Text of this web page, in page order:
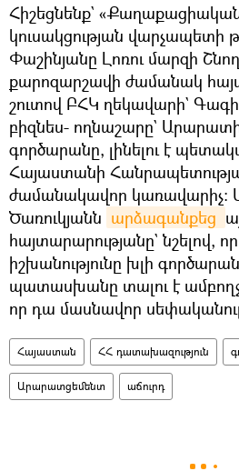
Հիշեցնենք`
կուսակցության վարչապետի
Փաշինյանը Լոռու մարզի
քարոզարշավի ժամանակ
շուտով ԲՀԿ ղեկավարի`
բիզնես- ողնաշարը`
գործարանը, լինելու է
Հայաստանի
ժամանակավոր կառավարիչ։
Ծառուկյանն արձագանքեց
հայտարարությանը` նշելով,
իշխանությունը խլի
պատասխանը տալու է ամբողջ
որ դա մասնավոր
Հայաստան ՀՀ դատախազություն
Արարատցեմենտ աճուրդ